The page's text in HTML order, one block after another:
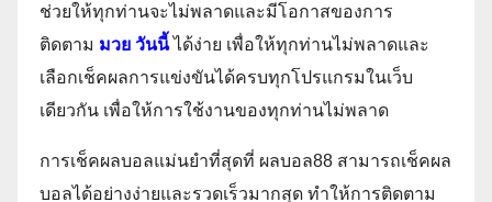
ช่วยให้ทุกท่านจะไม่พลาดและมีโอกาสของการ
ติดตาม มวย วันนี้ ได้ง่าย เพื่อให้ทุกท่านไม่พลาดและ
เลือกเช็คผลการแข่งขันได้ครบทุกโปรแกรมในเว็บ
เดียวกัน เพื่อให้การใช้งานของทุกท่านไม่พลาด
การเช็คผลบอลแม่นยำที่สุดที่ ผลบอล88 สามารถเช็คผล
บอลได้อย่างง่ายและรวดเร็วมากสุด ทำให้การติดตาม